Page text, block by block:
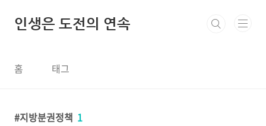
인생은 도전의 연속
홈 태그
지방분권정책 1